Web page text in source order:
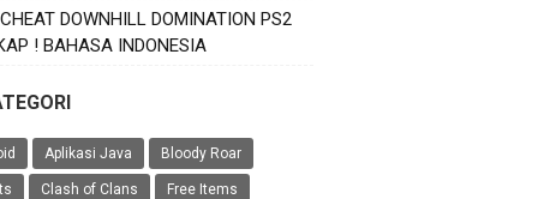
DOWNHILL DOMINATION PS2
! BAHASA INDONESIA
Aplikasi Java Bloody Roar
Clash of Clans Free Items